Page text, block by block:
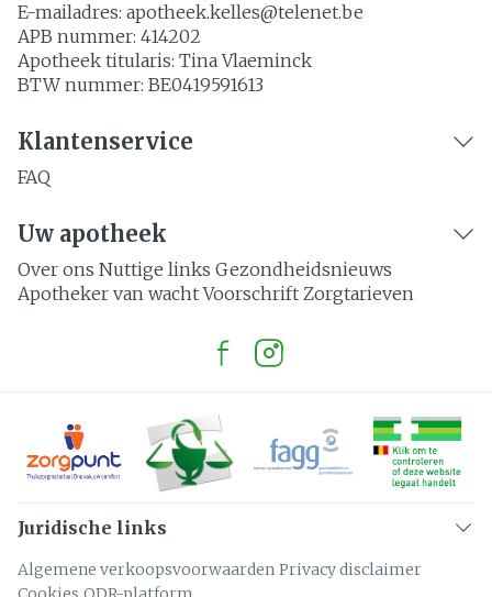
E-mailadres: apotheek.kelles@telenet.be
APB nummer: 414202
Apotheek titularis: Tina Vlaeminck
BTW nummer: BE0419591613
Klantenservice
FAQ
Uw apotheek
Over ons Nuttige links Gezondheidsnieuws
Apotheker van wacht Voorschrift Zorgtarieven
Juridische links
Algemene verkoopsvoorwaarden Privacy disclaimer